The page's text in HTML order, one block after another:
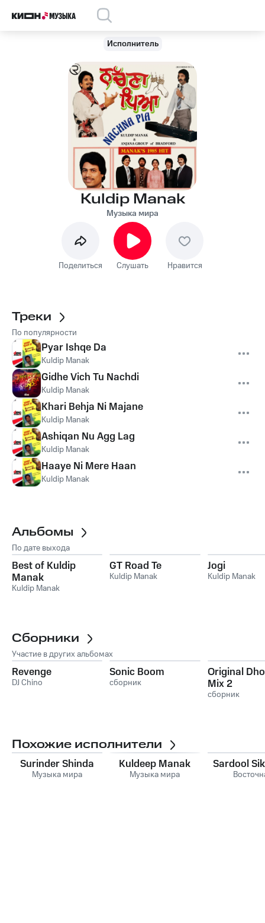
Исполнитель
Kuldip Manak
Музыка мира
Поделиться Слушать Нравится
Треки
По популярности
Pyar Ishqe Da
Kuldip Manak
Gidhe Vich Tu Nachdi
Kuldip Manak
Khari Behja Ni Majane
Kuldip Manak
Ashiqan Nu Agg Lag
Kuldip Manak
Haaye Ni Mere Haan
Kuldip Manak
Альбомы
По дате выхода
Best of Kuldip
Manak
Kuldip Manak
GT Road Te
Kuldip Manak
Jogi
Kuldip Manak
Сборники
Участие в других альбомах
Revenge
DJ Chino
Sonic Boom
сборник
Original
Mix 2
сборник
Похожие исполнители
Surinder Shinda
Музыка мира
Kuldeep Manak
Музыка мира
Sardool